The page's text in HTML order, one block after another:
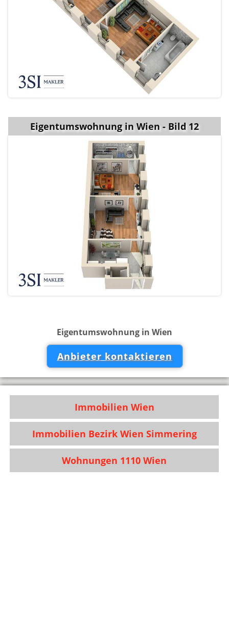
Eigentumswohnung in Wien - Bild 12
Eigentumswohnung in Wien
Anbieter kontaktieren
Immobilien Wien
Immobilien Bezirk Wien Simmering
Wohnungen 1110 Wien